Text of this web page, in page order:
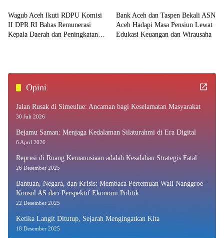
Wagub Aceh Ikuti RDPU Komisi
II DPR RI Bahas Remunerasi
Kepala Daerah dan Peningkatan
Bank Aceh dan Taspen Bekali ASN
Aceh Hadapi Masa Pensiun Lewat
Edukasi Keuangan dan Wirausaha
Opini
Jalan Rusak di Simeulue: Ancaman bagi Keselamatan Masyarakat
30 Juli 2026
Bejamu Saman: Menjaga Kedalaman Silaturahmi di Era Digital
6 April 2026
Represi di Ruang Kemanusiaan adalah Kesalahan Strategis Fatal
26 Desember 2025
Bantuan, Negara, dan Krisis: Membaca Pertemuan Wali Nanggroe–
Konsul AS dari Perspektif Ekonomi Politik
22 Desember 2025
Ketika Langit Ditutup, Sejarah Mengingatkan Kita
18 Desember 2025